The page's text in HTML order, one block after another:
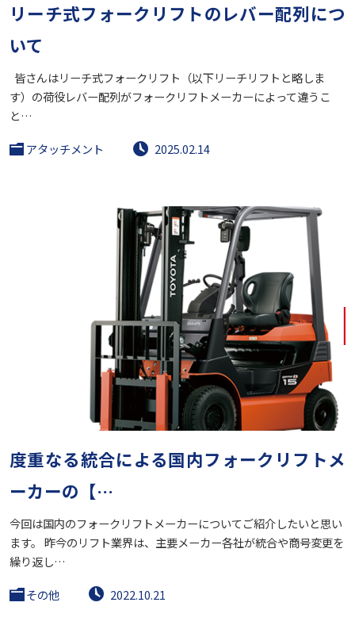
リーチ式フォークリフトのレバー配列につ
いて
皆さんはリーチ式フォークリフト（以下リーチリフトと略しま
す）の荷役レバー配列がフォークリフトメーカーによって違うこ
と…
アタッチメント
2025.02.14
度重なる統合による国内フォークリフトメ
ーカーの【…
今回は国内のフォークリフトメーカーについてご紹介したいと思い
ます。 昨今のリフト業界は、主要メーカー各社が統合や商号変更を
繰り返し…
その他
2022.10.21